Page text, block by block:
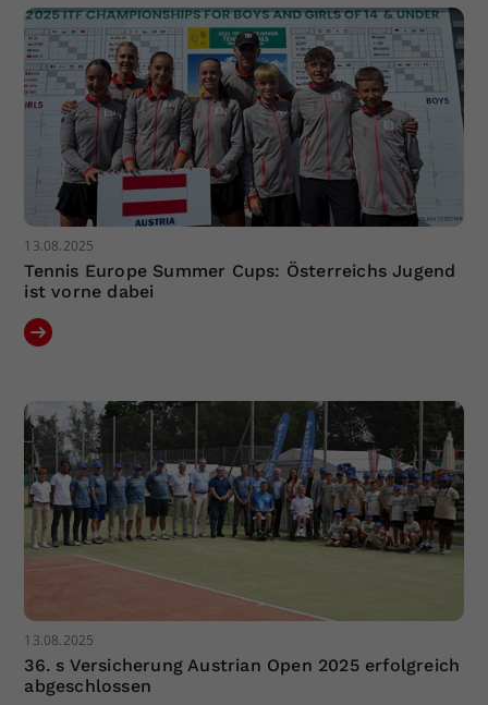
13.08.2025
Tennis Europe Summer Cups: Österreichs Jugend
ist vorne dabei
13.08.2025
36. s Versicherung Austrian Open 2025 erfolgreich
abgeschlossen